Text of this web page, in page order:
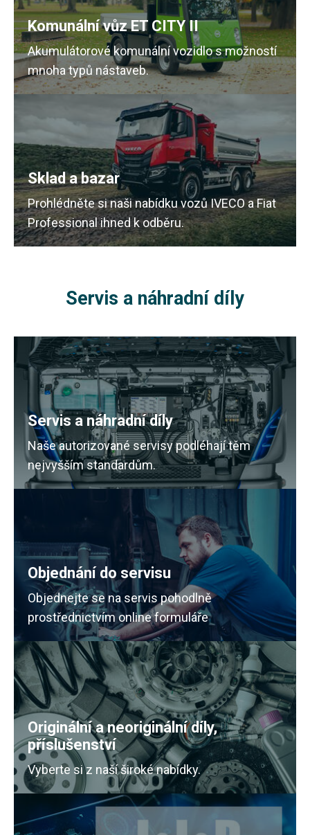
Komunální vůz ET CITY II
Akumulátorové komunální vozidlo s možností
mnoha typů nástaveb.
Sklad a bazar
Prohlédněte si naši nabídku vozů IVECO a Fiat
Professional ihned k odběru.
Servis a náhradní díly
Servis a náhradní díly
Naše autorizované servisy podléhají těm
nejvyšším standardům.
Objednání do servisu
Objednejte se na servis pohodlně
prostřednictvím online formuláře
Originální a neoriginální díly,
příslušenství
Vyberte si z naší široké nabídky.